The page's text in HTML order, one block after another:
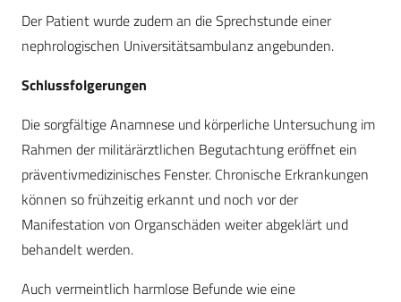
Der Patient wurde zudem an die Sprechstunde einer
nephrologischen Universitätsambulanz angebunden.
Schlussfolgerungen
Die sorgfältige Anamnese und körperliche Untersuchung im
Rahmen der militärärztlichen Begutachtung eröffnet ein
präventivmedizinisches Fenster. Chronische Erkrankungen
können so frühzeitig erkannt und noch vor der
Manifestation von Organschäden weiter abgeklärt und
behandelt werden.
Auch vermeintlich harmlose Befunde wie eine